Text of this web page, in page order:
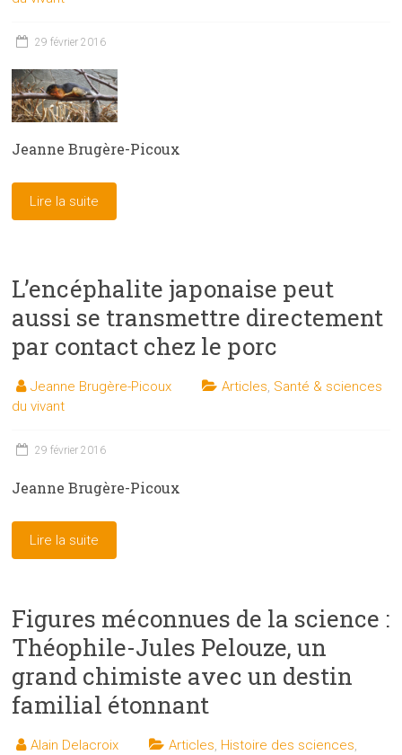
29 février 2016
Jeanne Brugère-Picoux
Lire la suite
L’encéphalite japonaise peut
aussi se transmettre directement
par contact chez le porc
Jeanne Brugère-Picoux Articles, Santé & sciences
du vivant
29 février 2016
Jeanne Brugère-Picoux
Lire la suite
Figures méconnues de la science :
Théophile-Jules Pelouze, un
grand chimiste avec un destin
familial étonnant
Alain Delacroix Articles, Histoire des sciences,